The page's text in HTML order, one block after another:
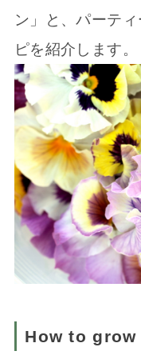
ン」と、パーテ
ピを紹介します。
How to grow